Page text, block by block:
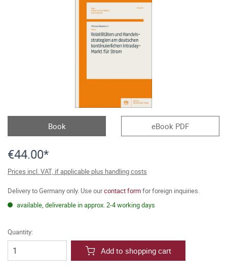
Book eBook PDF
€44.00*
Prices incl. VAT, if applicable plus handling costs
Delivery to Germany only. Use ourcontact formfor foreign inquiries.
available, deliverable in approx. 2-4 working days
Quantity:
Add to shopping cart